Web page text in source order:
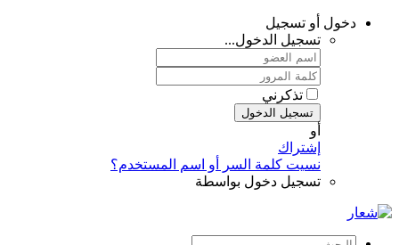
دخول أو تسجيل
تسجيل الدخول...
تذكرني
تسجيل الدخول
أو
إشتراك
نسيت كلمة السر أو اسم المستخدم؟
تسجيل دخول بواسطة